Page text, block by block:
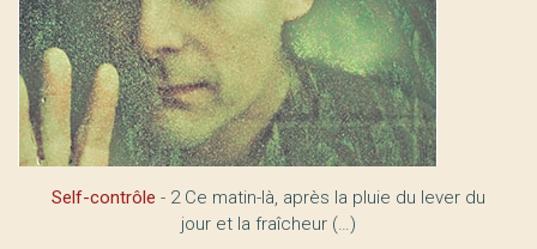
Self-contrôle - 2 Ce matin-là, après la pluie du lever du
jour et la fraîcheur (…)